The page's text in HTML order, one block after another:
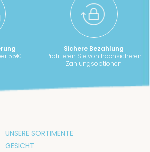
55€
Sichere Bezahlung
Profitieren Sie von hochsicheren
Zahlungsoptionen
UNSERE SORTIMENTE
GESICHT